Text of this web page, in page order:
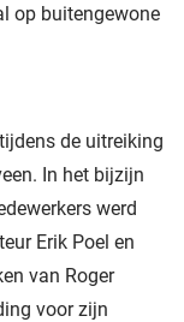
op buitengewone
de uitreiking
In het bijzijn
werd
Erik Poel en
van Roger
voor zijn